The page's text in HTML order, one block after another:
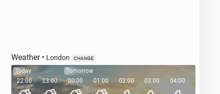
Weather• London CHANGE
Today
22:00
23:00
Tomorrow
00:00
01:00 02:00 03:00 04:00 05:00